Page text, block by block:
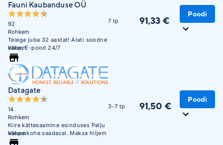
Fauni Kaubanduse OÜ
92
Rohkem
Teiega juba 32 aastat! Alati soodne
kaup, E-pood 24/7
Vähem
7 tp 91,33 €
Poodi
Datagate
14
Rohkem
Kiire kättesaamine esinduses Palju
kaupa kohe saadaval. Maksa hiljem
või 3 osana ilma lisakuluta.
Vähem
3-7 tp 91,50 €
Poodi